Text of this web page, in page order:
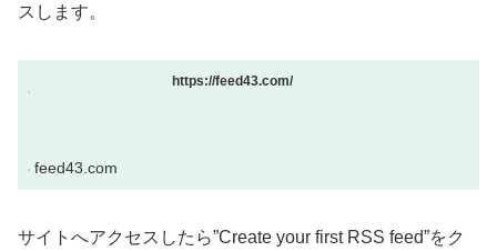
スします。
https://feed43.com/
feed43.com
サイトへアクセスしたら”Create your first RSS feed”をク